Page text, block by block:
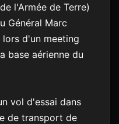
l'Armée de Terre)
Général Marc
lors d'un meeting
base aérienne du
vol d'essai dans
de transport de